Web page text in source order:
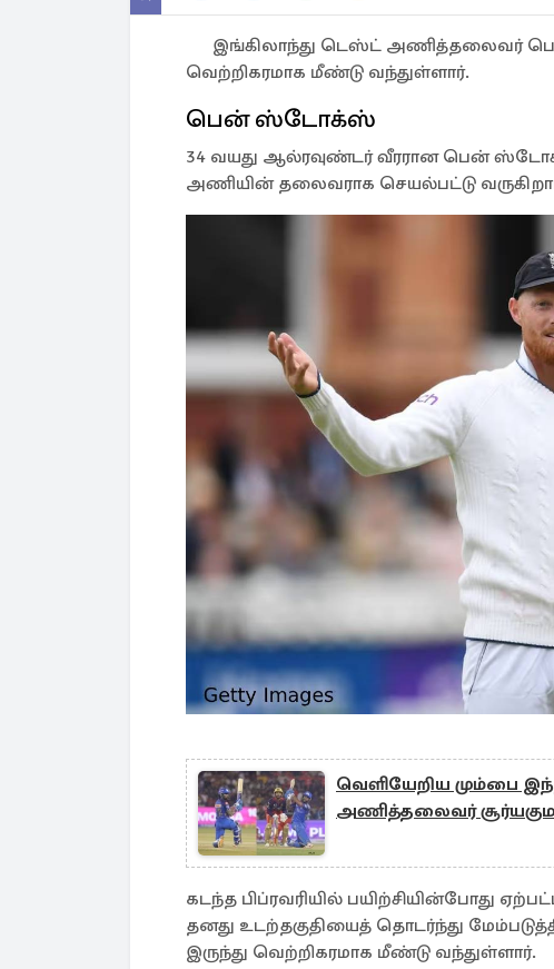
இங்கிலாந்து டெஸ்ட் அணித்தலைவர்
வெற்றிகரமாக மீண்டு வந்துள்ளார்.
பென் ஸ்டோக்ஸ்
34 வயது ஆல்ரவுண்டர் வீரரான பென்
அணியின் தலைவராக செயல்பட்டு
வெளியேறிய மும்பை
அணித்தலைவர்
கடந்த பிப்ரவரியில் பயிற்சியின்போது
தனது உடற்தகுதியைத் தொடர்ந்து
இருந்து வெற்றிகரமாக மீண்டு வந்துள்ளார்.